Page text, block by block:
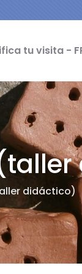
tu visita -
didáctico)